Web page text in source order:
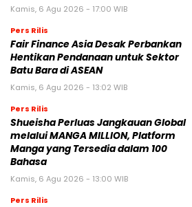
Kamis, 6 Agu 2026 - 17:00 WIB
Pers Rilis
Fair Finance Asia Desak Perbankan
Hentikan Pendanaan untuk Sektor
Batu Bara di ASEAN
Kamis, 6 Agu 2026 - 13:02 WIB
Pers Rilis
Shueisha Perluas Jangkauan Global
melalui MANGA MILLION, Platform
Manga yang Tersedia dalam 100
Bahasa
Kamis, 6 Agu 2026 - 13:00 WIB
Pers Rilis